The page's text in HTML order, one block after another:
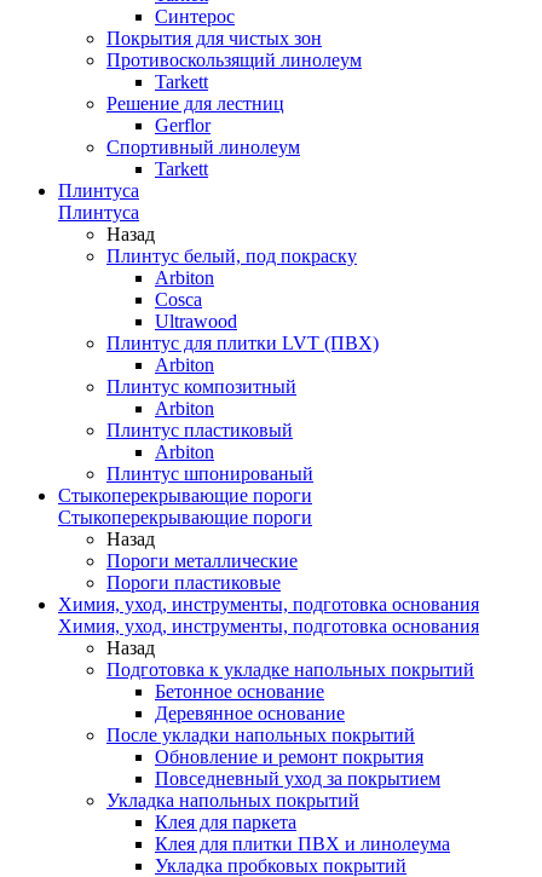
Синтерос
Покрытия для чистых зон
Противоскользящий линолеум
Tarkett
Решение для лестниц
Gerflor
Спортивный линолеум
Tarkett
Плинтуса
Плинтуса
Назад
Плинтус белый, под покраску
Arbiton
Cosca
Ultrawood
Плинтус для плитки LVT (ПВХ)
Arbiton
Плинтус композитный
Arbiton
Плинтус пластиковый
Arbiton
Плинтус шпонированый
Стыкоперекрывающие пороги
Стыкоперекрывающие пороги
Назад
Пороги металлические
Пороги пластиковые
Химия, уход, инструменты, подготовка основания
Химия, уход, инструменты, подготовка основания
Назад
Подготовка к укладке напольных покрытий
Бетонное основание
Деревянное основание
После укладки напольных покрытий
Обновление и ремонт покрытия
Повседневный уход за покрытием
Укладка напольных покрытий
Клея для паркета
Клея для плитки ПВХ и линолеума
Укладка пробковых покрытий